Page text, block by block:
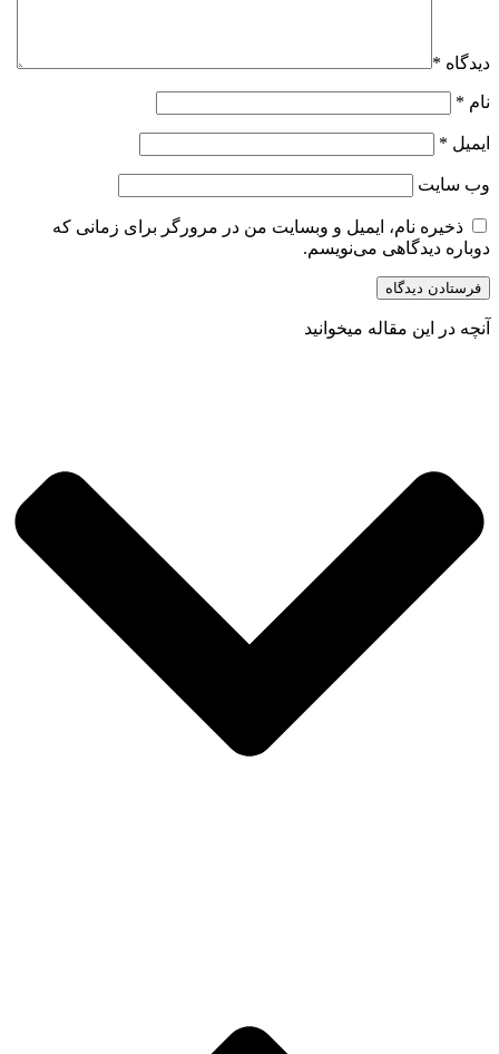
دیدگاه *
نام *
ایمیل *
وب‌ سایت
ذخیره نام، ایمیل و وبسایت من در مرورگر برای زمانی که
دوباره دیدگاهی می‌نویسم.
آنچه در این مقاله میخوانید